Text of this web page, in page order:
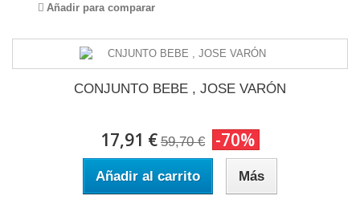
Añadir para comparar
CONJUNTO BEBE , JOSE VARÓN
17,91 € 59,70 € -70%
Añadir al carrito Más